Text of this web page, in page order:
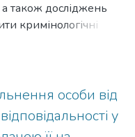
також досліджень
кримінологічні
від погроз або
статті
наукових
формально-
особи від
у